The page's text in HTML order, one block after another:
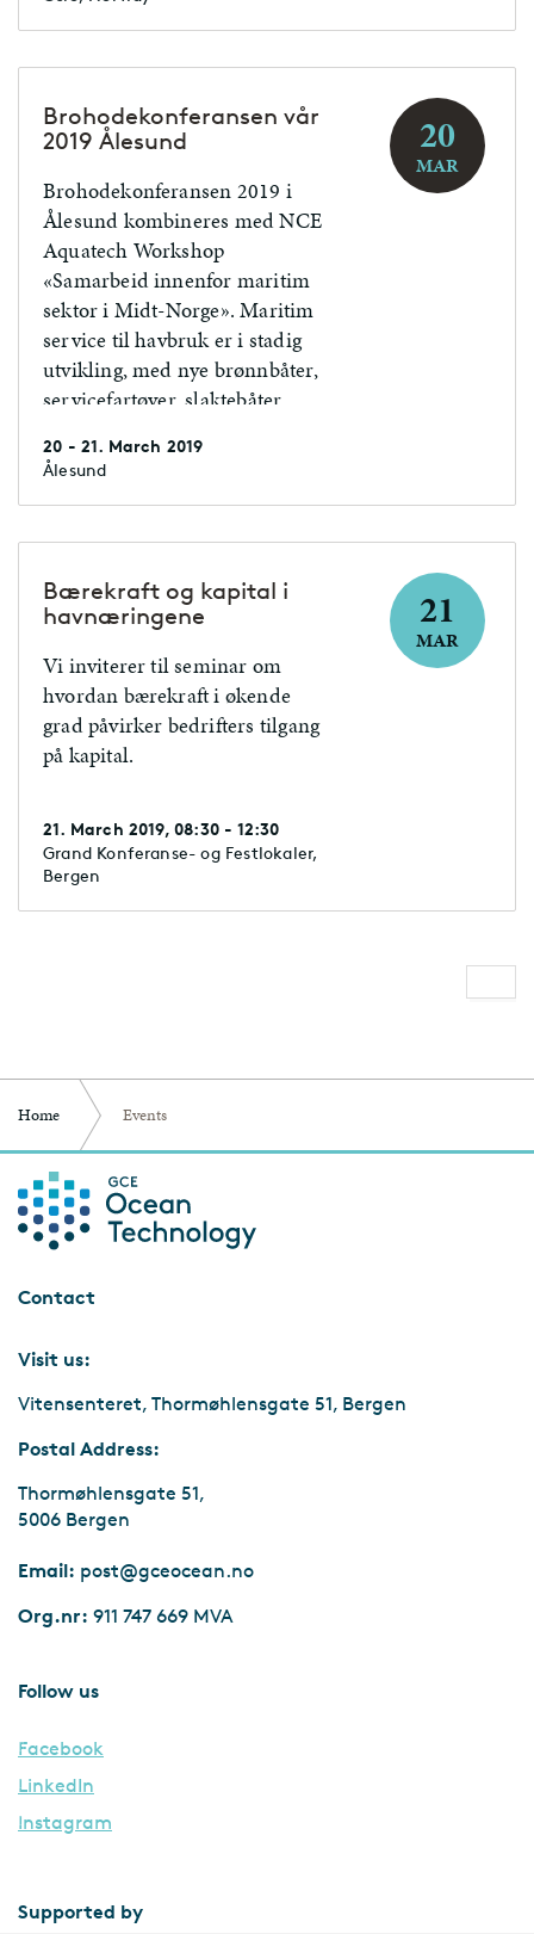
Norway Grants!
Brohodekonferansen vår
2019 Ålesund
Brohodekonferansen 2019 i
Ålesund kombineres med NCE
Aquatech Workshop
«Samarbeid innenfor maritim
sektor i Midt-Norge». Maritim
service til havbruk er i stadig
utvikling, med nye brønnbåter,
servicefartøyer, slaktebåter,
utstyr. Større fartøyer,
er i fokus, og ny teknologi
utvikles i «rakettfart». Det
glade budskap er at
matproduksjonen fra havbruk
ønskes økt, og leverandørene
skal bidra med teknologi og
service som muliggjør dette.
Dette må imidlertid balanseres
kostnadsnivå og bærekraft i sin
helhet. Hvilke utfordringer gir
dette, og hvilke muligheter gir
det for samarbeid om lukrative
20 - 21. March 2019
Ålesund
20
MAR
Bærekraft og kapital i
havnæringene
Vi inviterer til seminar om
hvordan bærekraft i økende
grad påvirker bedrifters tilgang
på kapital.
21. March 2019, 08:30 - 12:30
Grand Konferanse- og Festlokaler,
Bergen
21
MAR
Home Events
Contact
Visit us:
Vitensenteret, Thormøhlensgate 51, Bergen
Postal Address:
Thormøhlensgate 51,
5006 Bergen
Email: post@gceocean.no
Org.nr: 911 747 669 MVA
Follow us
Facebook
LinkedIn
Instagram
Supported by